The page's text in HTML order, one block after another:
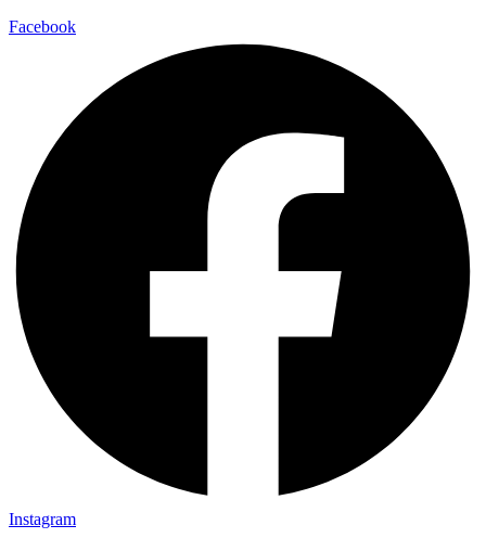
Facebook
Instagram